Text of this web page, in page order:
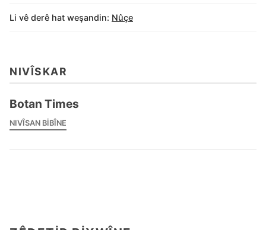
Li vê derê hat weşandin: Nûçe
NIVÎSKAR
Botan Times
NIVÎSAN BIBÎNE